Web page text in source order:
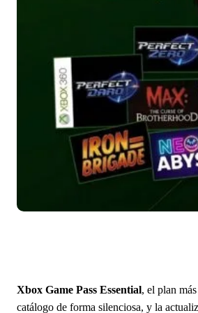
Xbox Game Pass Essential, el plan
catálogo de forma silenciosa, y la